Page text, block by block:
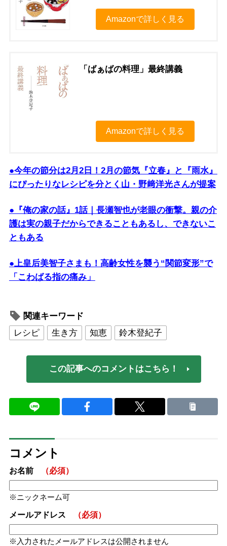
Amazonで詳しく見る
「ばぁばの料理」最終講義
Amazonで詳しく見る
●今年の節分は2月2日！2月の節気『立春』と『雨水』
にぴったりなレシピを分とく山・野﨑洋光さんが提案
●『俺の家の話』1話｜長瀬智也が老眼の衝撃。親の介
護は実の親子だからできることもあるし、できないこ
ともある
●上皇后美智子さまも！高齢女性を襲う“関節変形”で
「こわばる指の痛み」
関連キーワード
レシピ
生き方 知恵 鈴木登紀子
この記事へのコメントはこちら！
コメント
お名前 （必須）
ニックネーム可
メールアドレス （必須）
入力されたメールアドレスは公開されません